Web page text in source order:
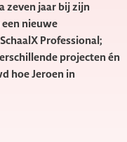
zeven jaar bij zijn
een nieuwe
Professional;
projecten én
hoe Jeroen in